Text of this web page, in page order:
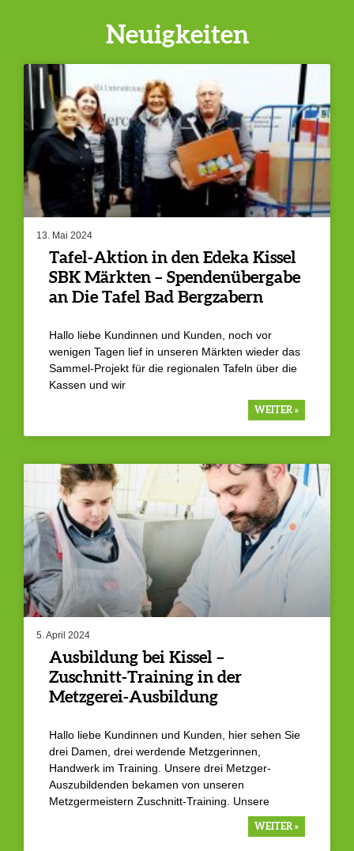
Neuigkeiten
Tafel-Aktion in den Edeka Kissel
SBK Märkten – Spendenübergabe
an Die Tafel Bad Bergzabern
Hallo liebe Kundinnen und Kunden, noch vor
wenigen Tagen lief in unseren Märkten wieder das
Sammel-Projekt für die regionalen Tafeln über die
Kassen und wir
WEITER »
13. Mai 2024
Ausbildung bei Kissel –
Zuschnitt-Training in der
Metzgerei-Ausbildung
Hallo liebe Kundinnen und Kunden, hier sehen Sie
drei Damen, drei werdende Metzgerinnen,
Handwerk im Training. Unsere drei Metzger-
Auszubildenden bekamen von unseren
Metzgermeistern Zuschnitt-Training. Unsere
WEITER »
5. April 2024